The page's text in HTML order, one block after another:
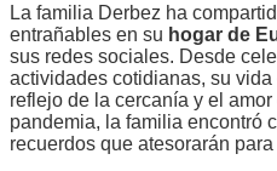
La familia Derbez ha
entrañables en su hogar de
sus redes sociales. Desde
actividades cotidianas, su
reflejo de la cercanía y el
pandemia, la familia encontró
recuerdos que atesorarán